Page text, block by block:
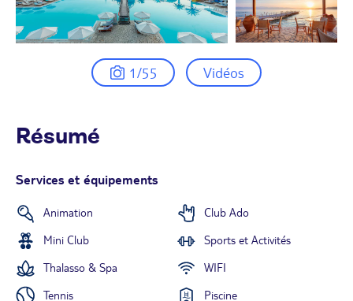
1/55 Vidéos
Résumé
Services et équipements
Animation
Club Ado
Mini Club
Sports et Activités
Thalasso & Spa
WIFI
Tennis
Piscine